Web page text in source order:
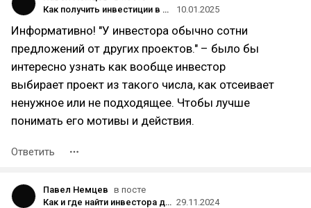
Как получить инвестиции в проект: пошаговое руководство для получения инвестиций на старте.
10.01.2025
Информативно! "У инвестора обычно сотни
предложений от других проектов." – было бы
интересно узнать как вообще инвестор
выбирает проект из такого числа, как отсеивает
ненужное или не подходящее. Чтобы лучше
понимать его мотивы и действия.
Ответить
Павел Немцев в посте
Как и где найти инвестора для бизнеса в 2024 году: рабочие советы. 29.11.2024